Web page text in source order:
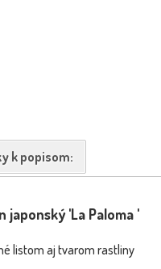
k popisom:
japonský 'La Paloma '
listom aj tvarom rastliny